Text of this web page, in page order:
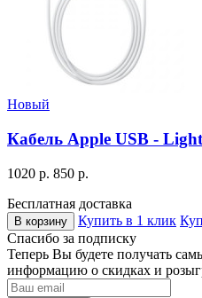
Новый
Кабель Apple USB -
1020 р. 850 р.
Бесплатная доставка
В корзину Купить в 1 клик
Спасибо за подписку
Теперь Вы будете получать
информацию о скидках и